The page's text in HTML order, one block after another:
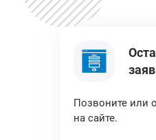
Позвоните или
на сайте.